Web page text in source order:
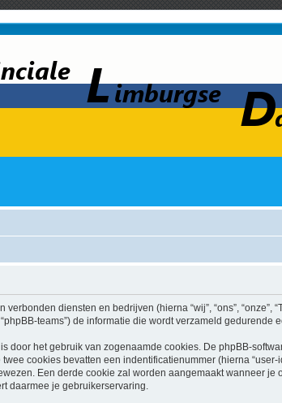
diensten en bedrijven (hierna “wij”, “ons”, “onze”,
“phpBB-teams”) de informatie die wordt verzameld
door het gebruik van zogenaamde cookies. De phpBB-
cookies bevatten een indentificatienummer (hierna
Een derde cookie zal worden aangemaakt wanneer je
daarmee je gebruikerservaring.